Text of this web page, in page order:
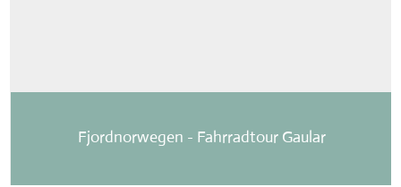
Fjordnorwegen - Fahrradtour Gaular